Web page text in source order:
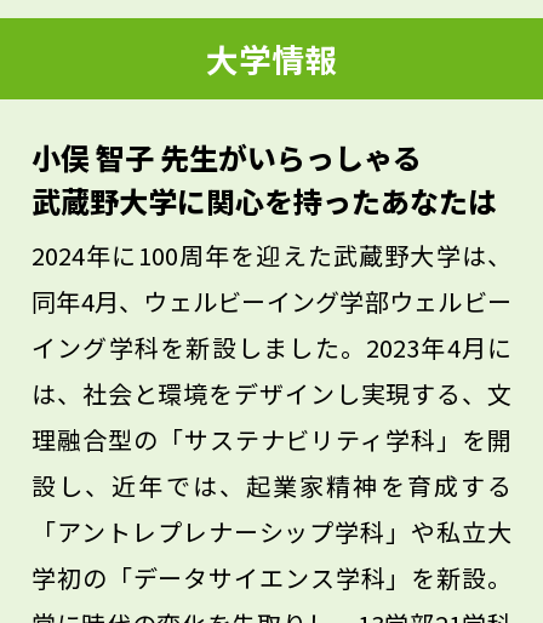
いう専門職が病院にいることをぜひ覚えて
おいてください。
大学情報
小俣 智子 先生がいらっしゃる
武蔵野大学に関心を持ったあなたは
2024年に100周年を迎えた武蔵野大学は、
同年4月、ウェルビーイング学部ウェルビー
イング学科を新設しました。2023年4月に
は、社会と環境をデザインし実現する、文
理融合型の「サステナビリティ学科」を開
設し、近年では、起業家精神を育成する
「アントレプレナーシップ学科」や私立大
学初の「データサイエンス学科」を新設。